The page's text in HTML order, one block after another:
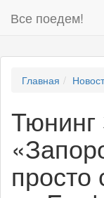
Все поедем!
Главная
просто